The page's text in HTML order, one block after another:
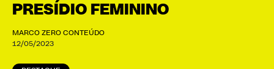
PRESÍDIO FEMININO
MARCO ZERO CONTEÚDO
12/05/2023